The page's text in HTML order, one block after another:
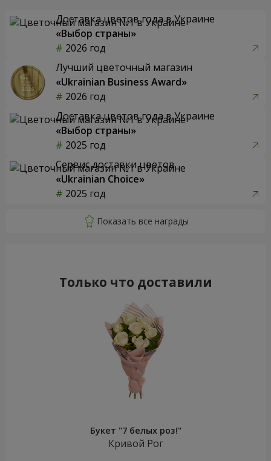
Доставка цветов года в Украине
«Выбор страны»
2026 год
Лучший цветочный магазин
«Ukrainian Business Award»
2026 год
Доставка цветов года в Украине
«Выбор страны»
2025 год
Сервис доставки цветов
«Ukrainian Choice»
2025 год
Только что доставили
Букет "7 белых роз!"
Кривой Рог